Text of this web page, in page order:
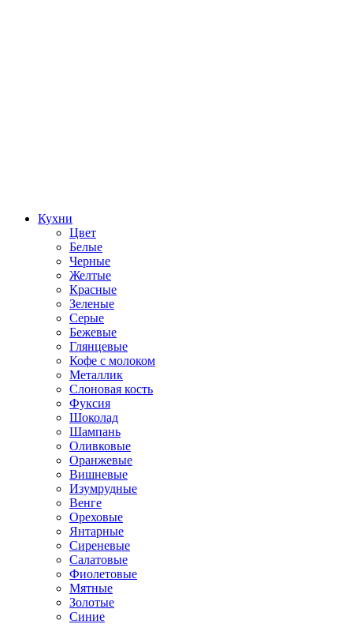
Кухни
Цвет
Белые
Черные
Желтые
Красные
Зеленые
Серые
Бежевые
Глянцевые
Кофе с молоком
Металлик
Слоновая кость
Фуксия
Шоколад
Шампань
Оливковые
Оранжевые
Вишневые
Изумрудные
Венге
Ореховые
Янтарные
Сиреневые
Салатовые
Фиолетовые
Мятные
Золотые
Синие